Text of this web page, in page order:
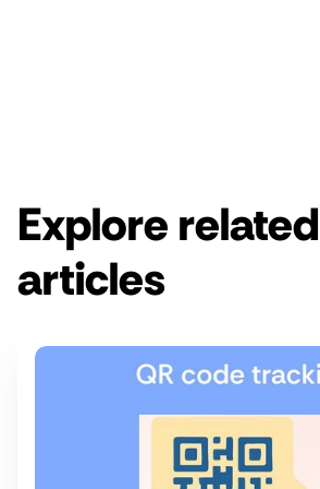
Explore related
articles